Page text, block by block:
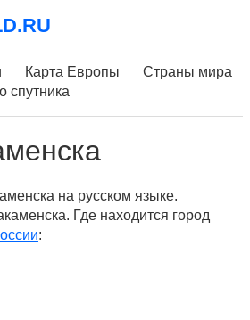
Карта Европы
Страны мира
спутника
на русском языке.
Где находится город
: